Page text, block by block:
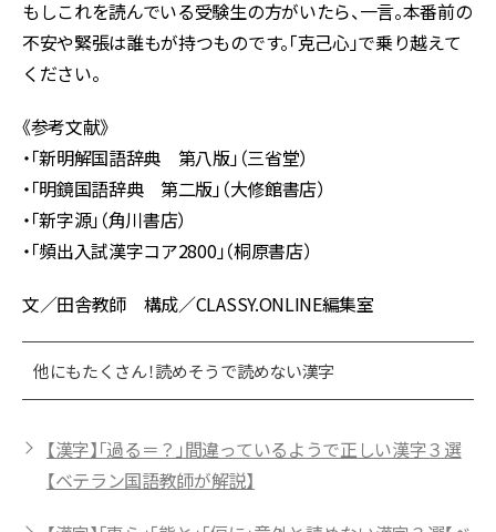
もしこれを読んでいる受験生の方がいたら、一言。本番前の
不安や緊張は誰もが持つものです。「克己心」で乗り越えて
ください。
《参考文献》
・「新明解国語辞典 第八版」（三省堂）
・「明鏡国語辞典 第二版」（大修館書店）
・「新字源」（角川書店）
・「頻出入試漢字コア2800」（桐原書店）
文／田舎教師 構成／CLASSY.ONLINE編集室
他にもたくさん！読めそうで読めない漢字
【漢字】「過る＝？」間違っているようで正しい漢字３選
【ベテラン国語教師が解説】